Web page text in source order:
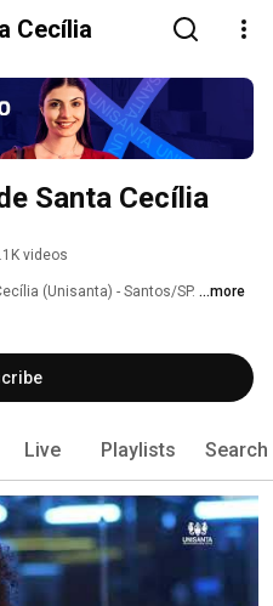
Cecília
Santa Cecília
videos
(Unisanta) - Santos/SP. ...more
Live Playlists Search